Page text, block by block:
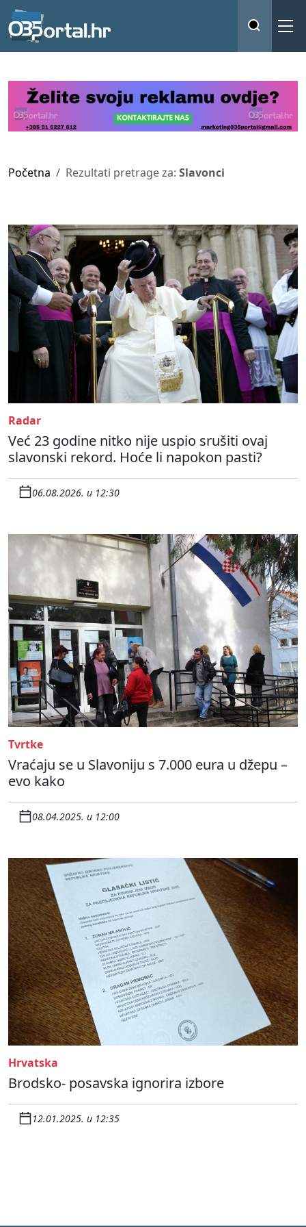
Početna Rezultati pretrage za: Slavonci
Radar
Već 23 godine nitko nije uspio srušiti ovaj
slavonski rekord. Hoće li napokon pasti?
06.08.2026. u 12:30
Tvrtke
Vraćaju se u Slavoniju s 7.000 eura u džepu –
evo kako
08.04.2025. u 12:00
Hrvatska
Brodsko- posavska ignorira izbore
12.01.2025. u 12:35